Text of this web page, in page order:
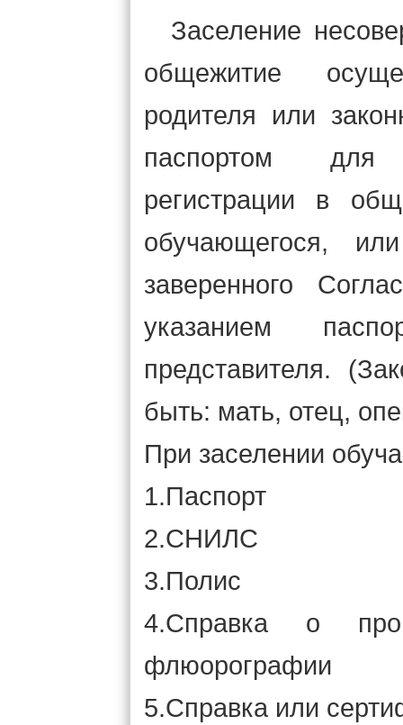
Заселение
общежитие
родителя или
паспортом для
регистрации в
обучающегося,
заверенного
указанием
представителя.
быть: мать, отец,
При заселении
1.Паспорт
2.СНИЛС
3.Полис
4.Справка о
флюорографии
5.Справка или